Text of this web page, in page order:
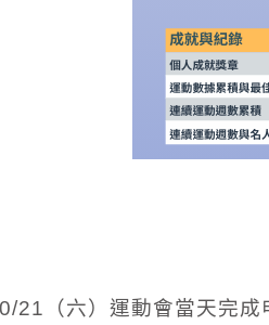
21（六）運動會當天完